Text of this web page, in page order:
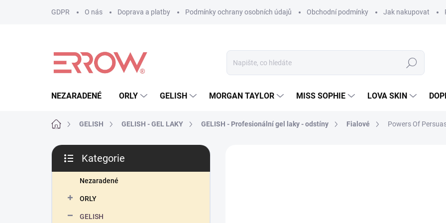
GDPR O nás Doprava a platby Podmínky ochrany osobních údajů Obchodní podmínky Jak nakupovat
Hledat
NEZARADENÉ ORLY GELISH MORGAN TAYLOR MISS SOPHIE LOVA SKIN
Domů GELISH GELISH - GEL LAKY GELISH - Profesionální gel laky - odstíny Fialové Powers Of
P
s
kategorie
Kategorie
Nezaradené
ORLY
GELISH